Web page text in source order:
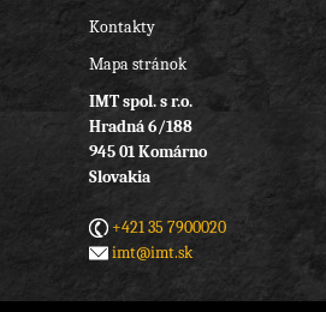
Kontakty
Mapa stránok
IMT spol. s r.o.
Hradná 6/188
945 01 Komárno
Slovakia
+421 35 7900020
imt@imt.sk